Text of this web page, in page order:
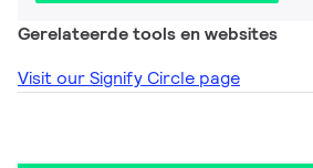
Gerelateerde tools en websites
Visit our Signify Circle page